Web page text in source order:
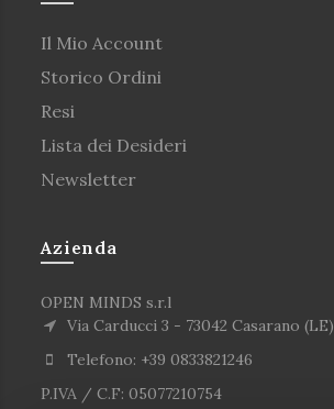
Il Mio Account
Storico Ordini
Resi
Lista dei Desideri
Newsletter
Azienda
OPEN MINDS s.r.l
Via Carducci 3 - 73042 Casarano (LE)
Telefono: +39 0833821246
P.IVA / C.F: 05077210754